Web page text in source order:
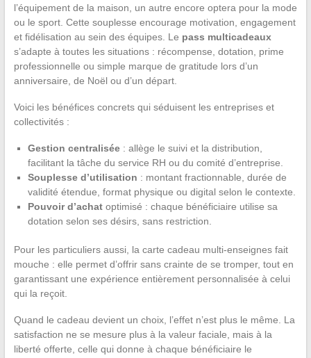
l’équipement de la maison, un autre encore optera pour la mode
ou le sport. Cette souplesse encourage motivation, engagement
et fidélisation au sein des équipes. Le pass multicadeaux
s’adapte à toutes les situations : récompense, dotation, prime
professionnelle ou simple marque de gratitude lors d’un
anniversaire, de Noël ou d’un départ.
Voici les bénéfices concrets qui séduisent les entreprises et
collectivités :
Gestion centralisée: allège le suivi et la distribution,
facilitant la tâche du service RH ou du comité d’entreprise.
Souplesse d’utilisation : montant fractionnable, durée de
validité étendue, format physique ou digital selon le contexte.
Pouvoir d’achatoptimisé : chaque bénéficiaire utilise sa
dotation selon ses désirs, sans restriction.
Pour les particuliers aussi, la carte cadeau multi-enseignes fait
mouche : elle permet d’offrir sans crainte de se tromper, tout en
garantissant une expérience entièrement personnalisée à celui
qui la reçoit.
Quand le cadeau devient un choix, l’effet n’est plus le même. La
satisfaction ne se mesure plus à la valeur faciale, mais à la
liberté offerte, celle qui donne à chaque bénéficiaire le